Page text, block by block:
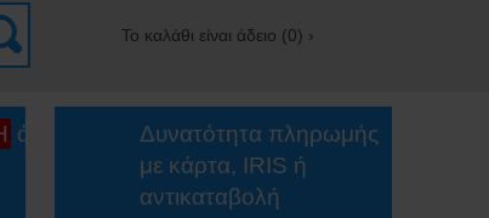
Το καλάθι είναι άδειο (0) ›
άνω
Δυνατότητα πληρωμής
με κάρτα, IRIS ή
αντικαταβολή